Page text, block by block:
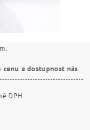
cenu a dostupnost nás
DPH